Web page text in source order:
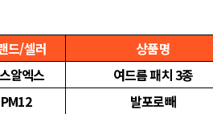
드/셀러
상품명
알엑스
여드름 패치 3종
PM12 발포로빼